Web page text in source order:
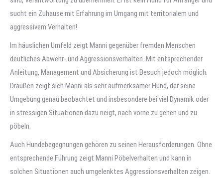
sucht ein Zuhause mit Erfahrung im Umgang mit territorialem und
aggressivem Verhalten!
Im häuslichen Umfeld zeigt Manni gegenüber fremden Menschen
deutliches Abwehr- und Aggressionsverhalten. Mit entsprechender
Anleitung, Management und Absicherung ist Besuch jedoch möglich.
Draußen zeigt sich Manni als sehr aufmerksamer Hund, der seine
Umgebung genau beobachtet und insbesondere bei viel Dynamik oder
in stressigen Situationen dazu neigt, nach vorne zu gehen und zu
pöbeln.
Auch Hundebegegnungen gehören zu seinen Herausforderungen. Ohne
entsprechende Führung zeigt Manni Pöbelverhalten und kann in
solchen Situationen auch umgelenktes Aggressionsverhalten zeigen.